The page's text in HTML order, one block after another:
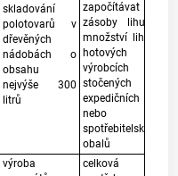
započítávat
zásoby lihu a
množství lihu v
hotových
výrobcích
stočených do
expedičních
nebo
spotřebitelských
obalů
skladování
polotovarů v
dřevěných
nádobách o
obsahu
nejvýše 300
litrů
výroba
celková